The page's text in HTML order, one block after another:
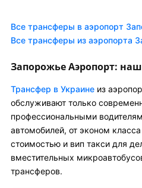
Все трансферы в аэропорт
Все трансферы из аэропорта
Запорожье Аэропорт:
Трансфер в Украине из
обслуживают только
профессиональными
автомобилей, от эконом
стоимостью и вип такси для
вместительных
трансферов.